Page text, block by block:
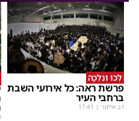
לְכוּ וְנֵלְכָה
פרשת ראה: כל אירועי השבת
ברחבי העיר
דב אייזנר |
17:41